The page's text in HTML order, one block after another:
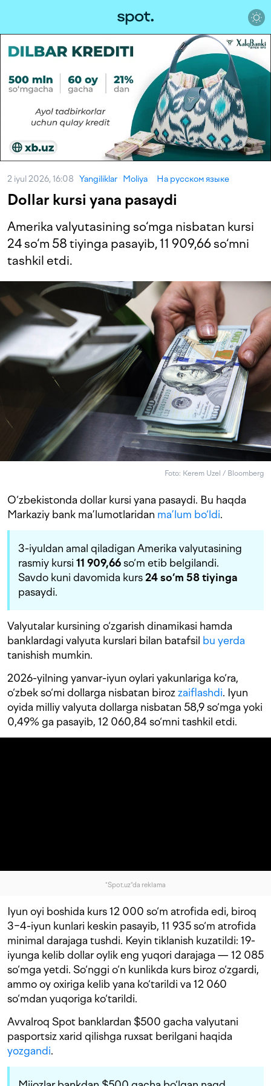
2 iyul 2026, 16:08 Yangiliklar Moliya На русском языке
Dollar kursi yana pasaydi
Amerika valyutasining so‘mga nisbatan kursi
24 so‘m 58 tiyinga pasayib, 11 909,66 so‘mni
tashkil etdi.
Foto: Kerem Uzel / Bloomberg
O‘zbekistonda dollar kursi yana pasaydi. Bu haqda
Markaziy bank ma’lumotlaridan ma’lum bo‘ldi.
3-iyuldan amal qiladigan Amerika valyutasining
rasmiy kursi 11 909,66so‘m etib belgilandi.
Savdo kuni davomida kurs24 so‘m 58 tiyinga
pasaydi.
Valyutalar kursining o‘zgarish dinamikasi hamda
banklardagi valyuta kurslari bilan batafsil bu yerda
tanishish mumkin.
2026-yilning yanvar-iyun oylari yakunlariga ko‘ra,
o‘zbek so‘mi dollarga nisbatan birozzaiflashdi. Iyun
oyida milliy valyuta dollarga nisbatan 58,9 so‘mga yoki
0,49% ga pasayib, 12 060,84 so‘mni tashkil etdi.
"Spot.uz"da reklama
Iyun oyi boshida kurs 12 000 so‘m atrofida edi, biroq
3−4-iyun kunlari keskin pasayib, 11 935 so‘m atrofida
minimal darajaga tushdi. Keyin tiklanish kuzatildi: 19-
iyunga kelib dollar oylik eng yuqori darajaga — 12 085
so‘mga yetdi. So‘nggi o‘n kunlikda kurs biroz o‘zgardi,
ammo oy oxiriga kelib yana ko‘tarildi va 12 060
so‘mdan yuqoriga ko‘tarildi.
Avvalroq Spot banklardan $500 gacha valyutani
pasportsiz xarid qilishga ruxsat berilgani haqida
yozgandi.